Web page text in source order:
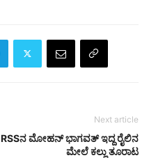
Next article
RSSನ ಮೋಹನ್ ಭಾಗವತ್ ಇದ್ದ ರೈಲಿನ
ಮೇಲೆ ಕಲ್ಲು ತೂರಾಟ